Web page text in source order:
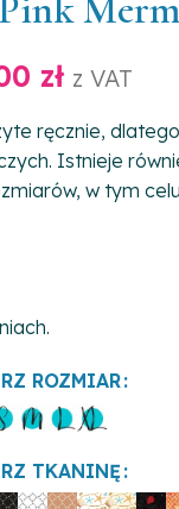
zł z VAT
ręcznie,
Istnieje
w tym
ROZMIAR
TKANINĘ